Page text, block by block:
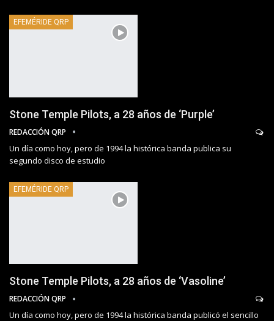
EFEMÉRIDE QRP
Stone Temple Pilots, a 28 años de ‘Purple’
REDACCIÓN QRP
Un día como hoy, pero de 1994 la histórica banda publica su
segundo disco de estudio
EFEMÉRIDE QRP
Stone Temple Pilots, a 28 años de ‘Vasoline’
REDACCIÓN QRP
Un día como hoy, pero de 1994 la histórica banda publicó el sencillo